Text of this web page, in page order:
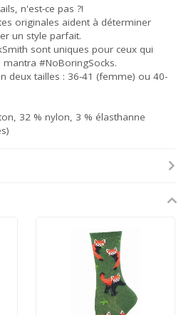
n'est-ce pas ?!
originales aident à déterminer
un style parfait.
sont uniques pour ceux qui
#NoBoringSocks.
deux tailles : 36-41 (femme) ou 40-
32 % nylon, 3 % élasthanne